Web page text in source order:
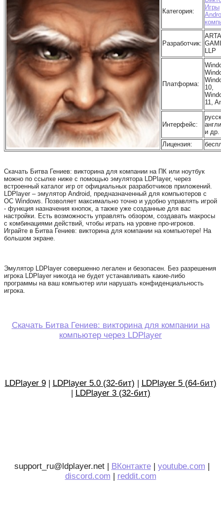
Категория:
Игры
Разработчик:
LLP
Платформа:
10,
11,
Интерфейс:
и др.
Лицензия:
Скачать Битва Гениев: викторина для компании на ПК или ноутбук
можно по ссылке ниже с помощью эмулятора LDPlayer, через
встроенный каталог игр от официальных разработчиков приложений.
LDPlayer – эмулятор Android, предназначенный для компьютеров с
ОС Windows. Позволяет максимально точно и удобно управлять игрой
- функция назначения кнопок, а также уже созданные для вас
настройки. Есть возможность управлять обзором, создавать макросы
с комбинациями действий, чтобы играть на уровне про-игроков.
Играйте в Битва Гениев: викторина для компании на компьютере! На
большом экране.
Эмулятор LDPlayer совершенно легален и безопасен. Без разрешения
игрока LDPlayer никогда не будет устанавливать какие-либо
программы на ваш компьютер или нарушать конфиденциальность
игрока.
Скачать Битва Гениев: викторина для компании на
компьютер через LDPlayer
LDPlayer 9| LDPlayer 5.0 (32-бит)
LDPlayer 5 (64-бит)
LDPlayer 3 (32-бит)
support_ru@ldplayer.net | ВКонтакте| youtube.com
discord.com
reddit.com